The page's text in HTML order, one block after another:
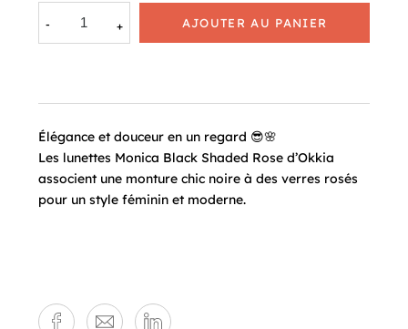
AJOUTER AU PANIER
Élégance et douceur en un regard 😎🌸
Les lunettes Monica Black Shaded Rose d’Okkia
associent une monture chic noire à des verres rosés
pour un style féminin et moderne.